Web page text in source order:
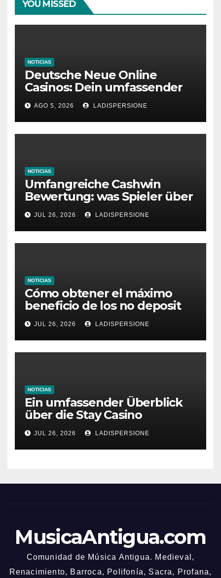
YOU MISSED
NOTICIAS
Deutsche Neue Online
Casinos: Dein umfassender
Ratgeber für moderne
Glücksspielplattformen
AGO 5, 2026 LADISPERSIONE
NOTICIAS
Umfangreiche Cashwin
Bewertung: was Spieler über
dieses Casino denken
JUL 26, 2026 LADISPERSIONE
NOTICIAS
Cómo obtener el máximo
beneficio de los no deposit
bonus codes de roby casino
JUL 26, 2026 LADISPERSIONE
NOTICIAS
Ein umfassender Überblick
über die Stay Casino
Bonusbedingungen
JUL 26, 2026 LADISPERSIONE
MusicaAntigua.com
Comunidad de Música Antigua. Medieval,
Renacimiento, Barroca, Polifonía, Sacra, Profana,